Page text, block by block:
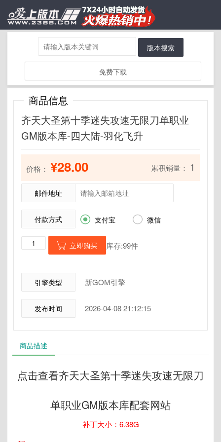
版本搜索
免费下载
商品信息
齐天大圣第十季迷失攻速无限刀单职业
GM版本库-四大陆-羽化飞升
价格： ¥28.00 累积销量： 1
邮件地址
付款方式  支付宝  微信
 立即购买 库存:99件
引擎类型 新GOM引擎
发布时间 2026-04-08 21:12:15
商品描述
点击查看齐天大圣第十季迷失攻速无限刀
单职业GM版本库配套网站
补丁大小：6.38G